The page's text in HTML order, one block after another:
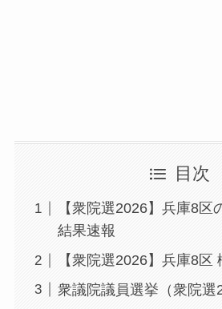
目次
【衆院選2026】兵庫8区
結果速報
【衆院選2026】兵庫8区
衆議院議員選挙（衆院選